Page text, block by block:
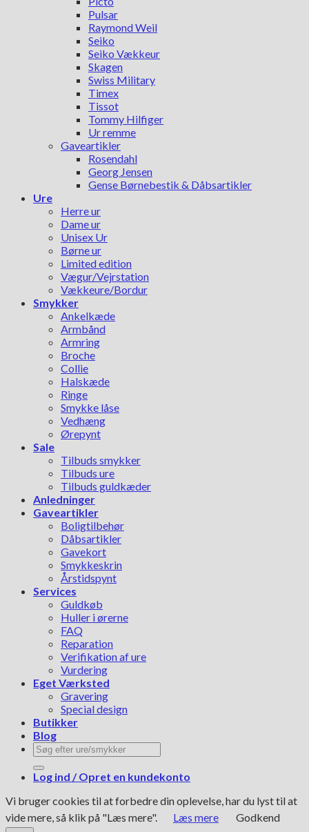
Pulsar
Raymond Weil
Seiko
Seiko Vækkeur
Skagen
Swiss Military
Timex
Tissot
Tommy Hilfiger
Ur remme
Gaveartikler
Rosendahl
Georg Jensen
Gense Børnebestik & Dåbsartikler
Ure
Herre ur
Dame ur
Unisex Ur
Børne ur
Limited edition
Vægur/Vejrstation
Vækkeure/Bordur
Smykker
Ankelkæde
Armbånd
Armring
Broche
Collie
Halskæde
Ringe
Smykke låse
Vedhæng
Ørepynt
Sale
Tilbuds smykker
Tilbuds ure
Tilbuds guldkæder
Anledninger
Gaveartikler
Boligtilbehør
Dåbsartikler
Gavekort
Smykkeskrin
Årstidspynt
Services
Guldkøb
Huller i ørerne
FAQ
Reparation
Verifikation af ure
Vurdering
Eget Værksted
Gravering
Special design
Butikker
Blog
Søg
efter:
Log ind / Opret en kundekonto
Vi bruger cookies til at forbedre din oplevelse, har du lyst til at
vide mere, så klik på "Læs mere".
Læs mere Godkend